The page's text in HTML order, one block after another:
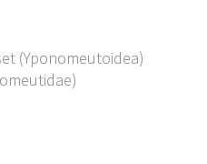
(Yponomeutoidea)